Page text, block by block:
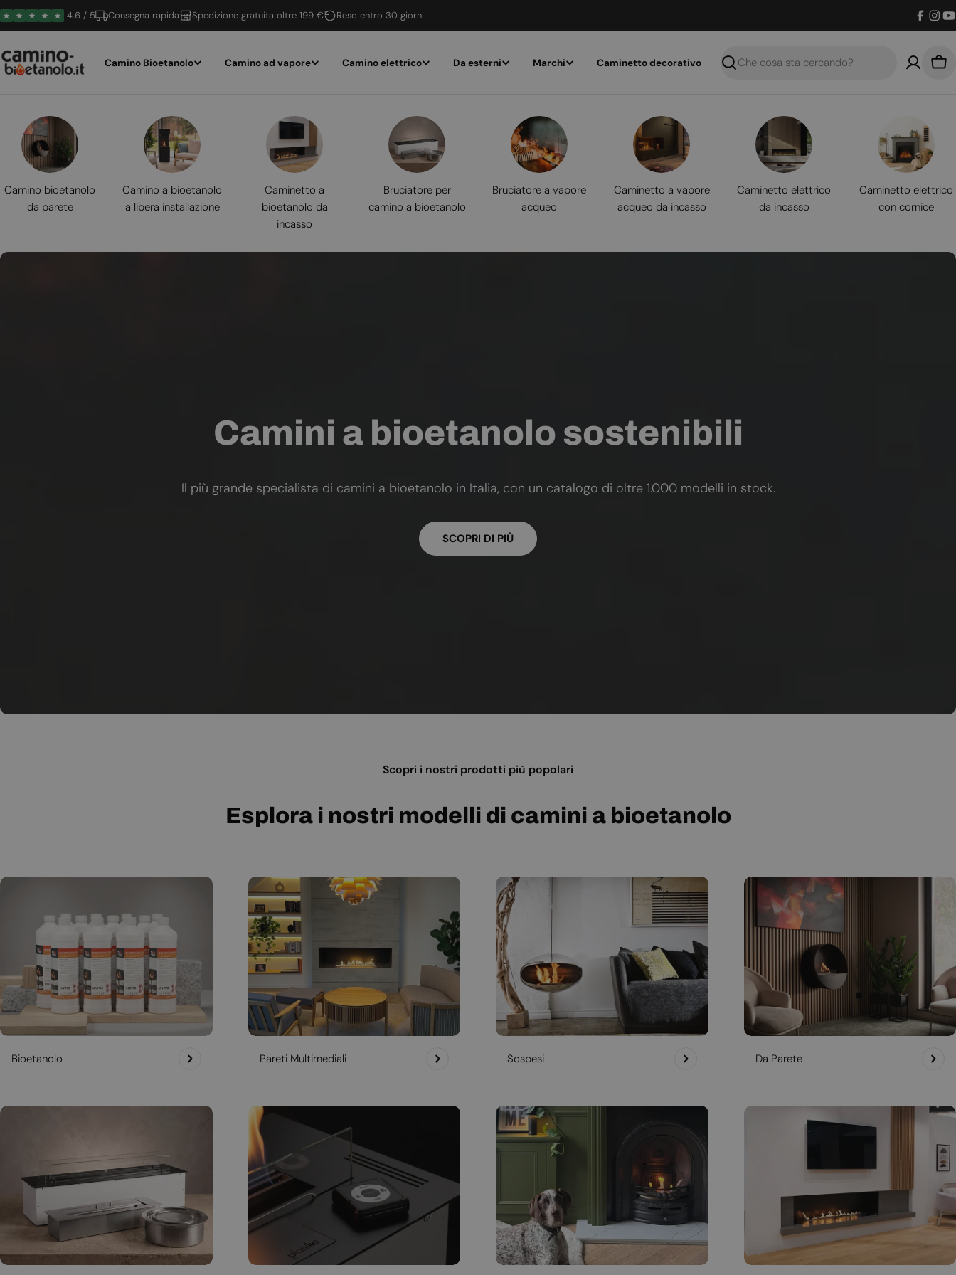
Vai
al
4.6 / 5 Consegna rapida Spedizione gratuita oltre 199 € Reso entro 30 giorni
Camino Bioetanolo Camino ad vapore Camino elettrico Da esterni Marchi Caminetto decorativo
Ricerca
Camino bioetanolo
da parete
Camino a bioetanolo
a libera installazione
Caminetto a
bioetanolo da
incasso
Bruciatore per
camino a bioetanolo
Bruciatore a vapore
acqueo
Caminetto a vapore
acqueo da incasso
Caminetto elettrico
da incasso
Caminetto elettrico
con cornice
Camini a bioetanolo sostenibili
Il più grande specialista di camini a bioetanolo in Italia, con un catalogo di oltre 1.000 modelli in stock.
SCOPRI DI PIÙ
Scopri i nostri prodotti più popolari
Esplora i nostri modelli di camini a bioetanolo
Bioetanolo Pareti Multimediali Sospesi Da Parete